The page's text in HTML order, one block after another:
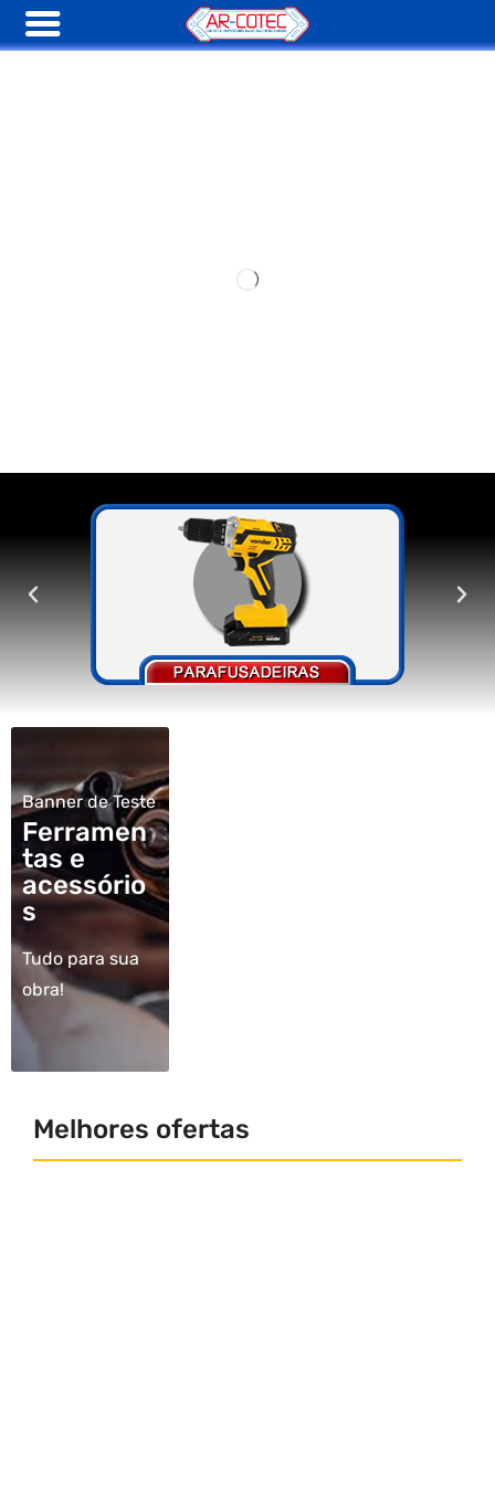
Banner de Teste
Ferramen
tas e
acessório
s
Tudo para sua
obra!
Melhores ofertas